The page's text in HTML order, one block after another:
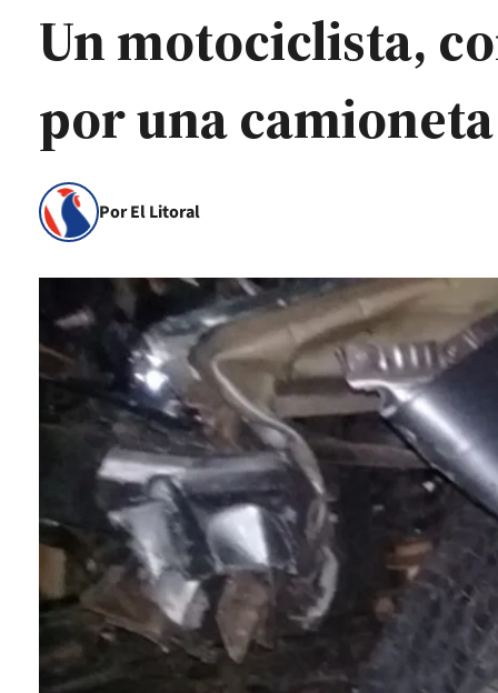
Un motociclista,
por una camioneta
Por El Litoral